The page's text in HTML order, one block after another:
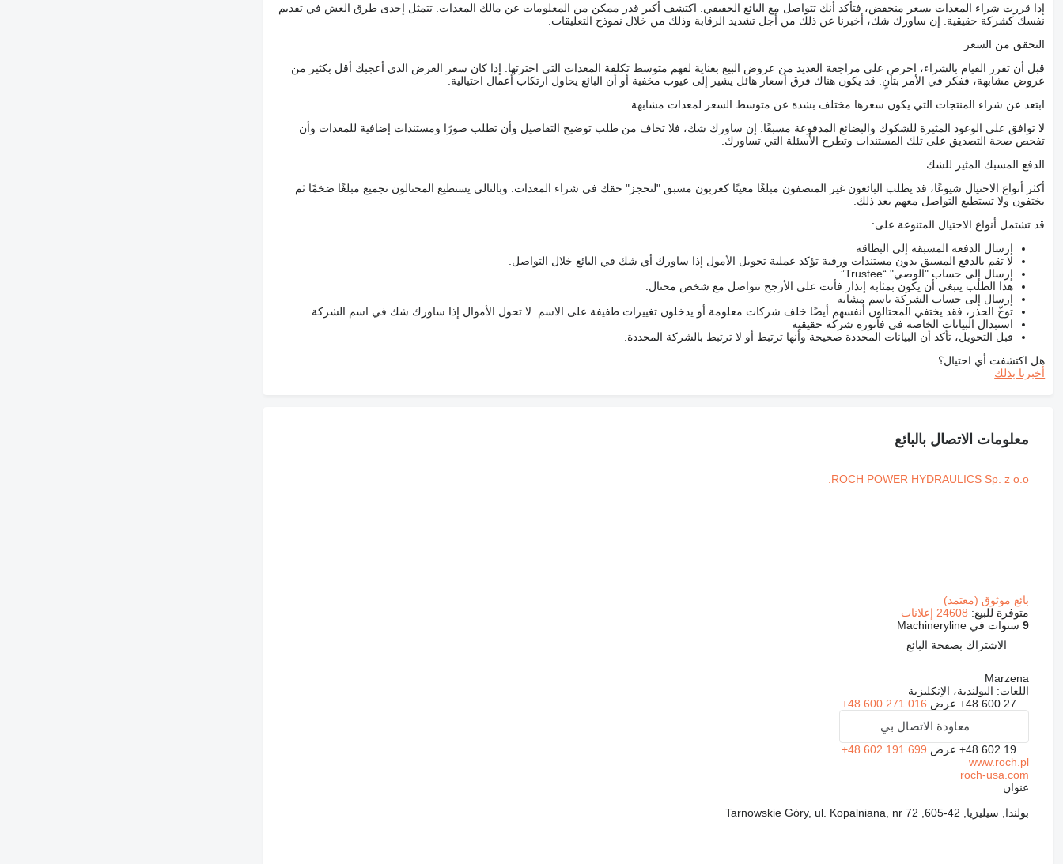
إذا قررت شراء المعدات بسعر منخفض، فتأكد أنك تتواصل مع البائع الحقيقي. اكتشف أكبر قدر ممكن من المعلومات عن مالك المعدات. تتمثل إحدى طرق الغش في تقديم
نفسك كشركة حقيقية. إن ساورك شك، أخبرنا عن ذلك من أجل تشديد الرقابة وذلك من خلال نموذج التعليقات.
التحقق من السعر
قبل أن تقرر القيام بالشراء، احرص على مراجعة العديد من عروض البيع بعناية لفهم متوسط تكلفة المعدات التي اخترتها. إذا كان سعر العرض الذي أعجبك أقل بكثير من
عروض مشابهة، ففكر في الأمر بتأنٍ. قد يكون هناك فرق أسعار هائل يشير إلى عيوب مخفية أو أن البائع يحاول ارتكاب أعمال احتيالية.
ابتعد عن شراء المنتجات التي يكون سعرها مختلف بشدة عن متوسط السعر لمعدات مشابهة.
لا توافق على الوعود المثيرة للشكوك والبضائع المدفوعة مسبقًا. إن ساورك شك، فلا تخاف من طلب توضيح التفاصيل وأن تطلب صورًا ومستندات إضافية للمعدات وأن
تفحص صحة التصديق على تلك المستندات وتطرح الأسئلة التي تساورك.
الدفع المسبك المثير للشك
أكثر أنواع الاحتيال شيوعًا، قد يطلب البائعون غير المنصفون مبلغًا معينًا كعربون مسبق "لتحجز" حقك في شراء المعدات. وبالتالي يستطيع المحتالون تجميع مبلغًا ضخمًا ثم
يختفون ولا تستطيع التواصل معهم بعد ذلك.
قد تشتمل أنواع الاحتيال المتنوعة على:
إرسال الدفعة المسبقة إلى البطاقة
لا تقم بالدفع المسبق بدون مستندات ورقية تؤكد عملية تحويل الأمول إذا ساورك أي شك في البائع خلال التواصل.
إرسال إلى حساب "الوصي" “Trustee”
هذا الطلب ينبغي أن يكون بمثابه إنذار فأنت على الأرجح تتواصل مع شخص محتال.
إرسال إلى حساب الشركة باسم مشابه
توخّ الحذر، فقد يختفي المحتالون أنفسهم أيضًا خلف شركات معلومة أو يدخلون تغييرات طفيفة على الاسم. لا تحول الأموال إذا ساورك شك في اسم الشركة.
استبدال البيانات الخاصة في فاتورة شركة حقيقية
قبل التحويل، تأكد أن البيانات المحددة صحيحة وأنها ترتبط أو لا ترتبط بالشركة المحددة.
هل اكتشفت أي احتيال؟
أخبرنا بذلك
معلومات الاتصال بالبائع
ROCH POWER HYDRAULICS Sp. z o.o.
بائع موثوق (معتمد)
متوفرة للبيع: 24608 إعلانات
9سنوات في Machineryline
الاشتراك بصفحة البائع
Marzena
اللغات: البولندية، الإنكليزية
+48 600 27... عرض +48 600 271 016
معاودة الاتصال بي
+48 602 19... عرض +48 602 191 699
www.roch.pl
roch-usa.com
عنوان
بولندا, سيليزيا, 42-605, Tarnowskie Góry, ul. Kopalniana, nr 72